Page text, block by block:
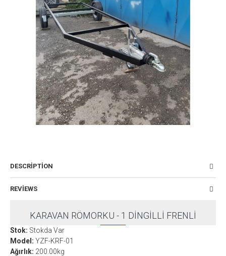
DESCRIPTION
REVIEWS
KARAVAN RÖMORKU - 1 DINGILLI FRENLI
Stok: Stokda Var
Model: YZF-KRF-01
Ağırlık: 200.00kg